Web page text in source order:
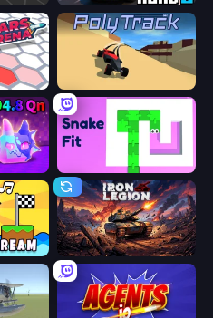
Snake Fit
Iron Legion